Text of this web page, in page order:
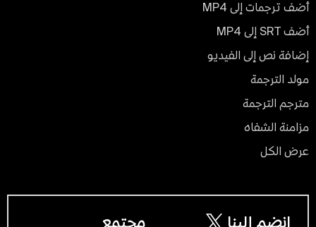
أضف ترجمات إلى MP4
أضف SRT إلى MP4
إضافة نص إلى الفيديو
مولد الترجمة
مترجم الترجمة
مزامنة الشفاه
عرض الكل
انضم إلينا مجتمع